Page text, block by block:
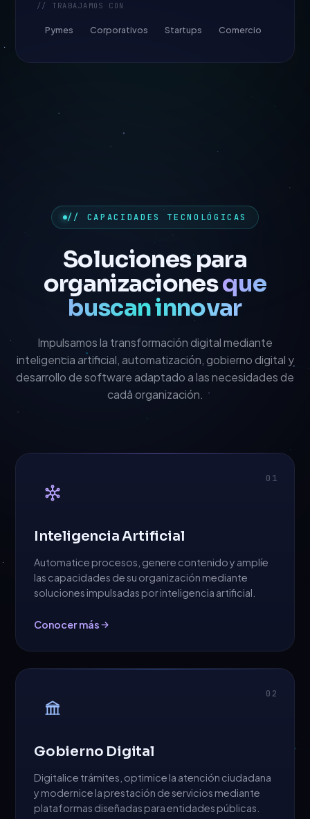
// TRABAJAMOS CON
Pymes Corporativos Startups Comercio
// CAPACIDADES TECNOLÓGICAS
Soluciones para
organizacionesque
buscan innovar
Impulsamos la transformación digital mediante
inteligencia artificial, automatización, gobierno digital y
desarrollo de software adaptado a las necesidades de
cada organización.
01
Inteligencia Artificial
Automatice procesos, genere contenido y amplíe
las capacidades de su organización mediante
soluciones impulsadas por inteligencia artificial.
Conocer más
02
Gobierno Digital
Digitalice trámites, optimice la atención ciudadana
y modernice la prestación de servicios mediante
plataformas diseñadas para entidades públicas.